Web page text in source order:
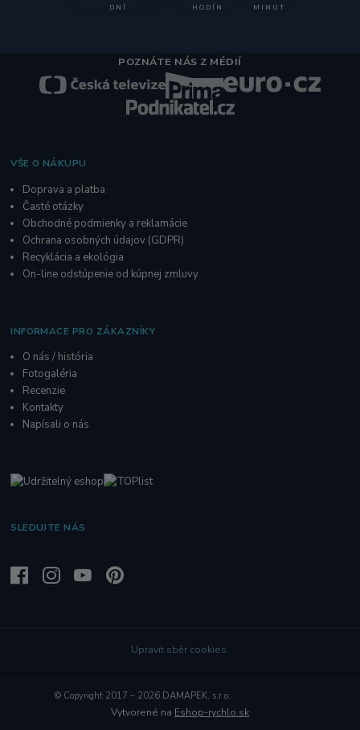
DNÍ HODÍN MINÚT
POZNÁTE NÁS Z MÉDIÍ
VŠE O NÁKUPU
Doprava a platba
Časté otázky
Obchodné podmienky a reklamácie
Ochrana osobných údajov (GDPR)
Recyklácia a ekológia
On-line odstúpenie od kúpnej zmluvy
INFORMACE PRO ZÁKAZNÍKY
O nás / história
Fotogaléria
Recenzie
Kontakty
Napísali o nás
SLEDUJTE NÁS
Upravit sběr cookies.
© Copyright 2017 – 2026 DAMAPEK, s.r.o.
Vytvorené na Eshop-rychlo.sk